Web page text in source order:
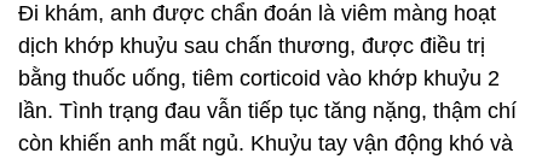
Đi khám, anh được chẩn đoán là viêm màng hoạt
dịch khớp khuỷu sau chấn thương, được điều trị
bằng thuốc uống, tiêm corticoid vào khớp khuỷu 2
lần. Tình trạng đau vẫn tiếp tục tăng nặng, thậm chí
còn khiến anh mất ngủ. Khuỷu tay vận động khó và